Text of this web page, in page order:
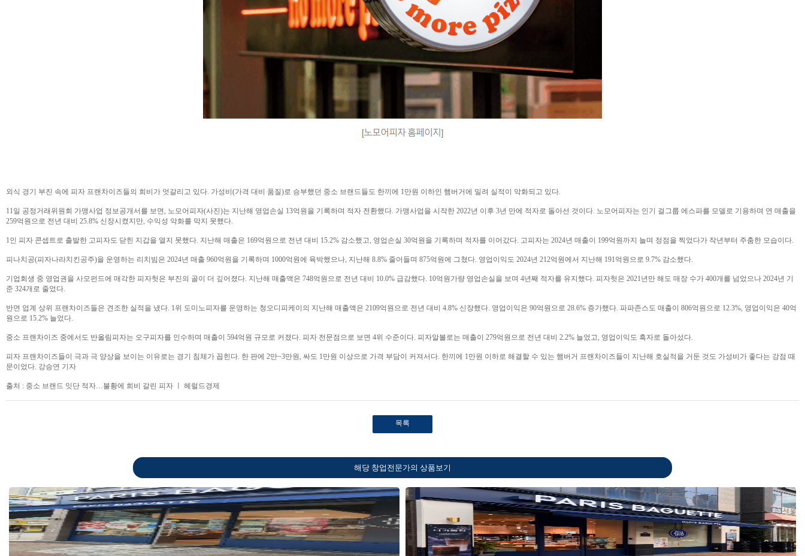
외식 경기 부진 속에 피자 프랜차이즈들의 희비가 엇갈리고 있다. 가성비(가격 대비 품질)로 승부했던 중소 브랜드들도 한끼에 1만원 이하인 햄버거에 밀려 실적이 악화되고 있다.
11일 공정거래위원회 가맹사업 정보공개서를 보면, 노모어피자(사진)는 지난해 영업손실 13억원을 기록하며 적자 전환했다. 가맹사업을 시작한 2022년 이후 3년 만에 적자로 돌아선 것이다. 노모어피자는 인기 걸그룹 에스파를 모델로 기용하며 연 매출을
259억원으로 전년 대비 25.8% 신장시켰지만, 수익성 악화를 막지 못했다.
1인 피자 콘셉트로 출발한 고피자도 닫힌 지갑을 열지 못했다. 지난해 매출은 169억원으로 전년 대비 15.2% 감소했고, 영업손실 30억원을 기록하며 적자를 이어갔다. 고피자는 2024년 매출이 199억원까지 늘며 정점을 찍었다가 작년부터 주춤한 모습이다.
피나치공(피자나라치킨공주)을 운영하는 리치빔은 2024년 매출 960억원을 기록하며 1000억원에 육박했으나, 지난해 8.8% 줄어들며 875억원에 그쳤다. 영업이익도 2024년 212억원에서 지난해 191억원으로 9.7% 감소했다.
기업회생 중 영업권을 사모펀드에 매각한 피자헛은 부진의 골이 더 깊어졌다. 지난해 매출액은 748억원으로 전년 대비 10.0% 급감했다. 10억원가량 영업손실을 보며 4년째 적자를 유지했다. 피자헛은 2021년만 해도 매장 수가 400개를 넘었으나 2024년 기
준 324개로 줄었다.
반면 업계 상위 프랜차이즈들은 견조한 실적을 냈다. 1위 도미노피자를 운영하는 청오디피케이의 지난해 매출액은 2109억원으로 전년 대비 4.8% 신장했다. 영업이익은 90억원으로 28.6% 증가했다. 파파존스도 매출이 806억원으로 12.3%, 영업이익은 40억
원으로 15.2% 늘었다.
중소 프랜차이즈 중에서도 반올림피자는 오구피자를 인수하며 매출이 594억원 규모로 커졌다. 피자 전문점으로 보면 4위 수준이다. 피자알볼로는 매출이 279억원으로 전년 대비 2.2% 늘었고, 영업이익도 흑자로 돌아섰다.
피자 프랜차이즈들이 극과 극 양상을 보이는 이유로는 경기 침체가 꼽힌다. 한 판에 2만~3만원, 싸도 1만원 이상으로 가격 부담이 커져서다. 한끼에 1만원 이하로 해결할 수 있는 햄버거 프랜차이즈들이 지난해 호실적을 거둔 것도 가성비가 좋다는 강점 때
문이었다. 강승연 기자
출처 : 중소 브랜드 잇단 적자…불황에 희비 갈린 피자 ㅣ 헤럴드경제
목록
해당 창업전문가의 상품보기